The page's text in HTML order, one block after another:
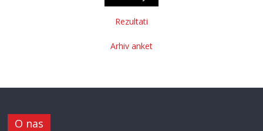
Rezultati
Arhiv anket
O nas